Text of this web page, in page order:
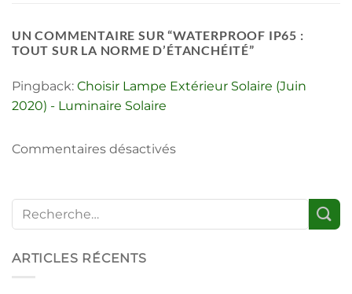
UN COMMENTAIRE SUR “WATERPROOF IP65 :
TOUT SUR LA NORME D’ÉTANCHÉITÉ”
Pingback: Choisir Lampe Extérieur Solaire (Juin
2020) - Luminaire Solaire
Commentaires désactivés
ARTICLES RÉCENTS